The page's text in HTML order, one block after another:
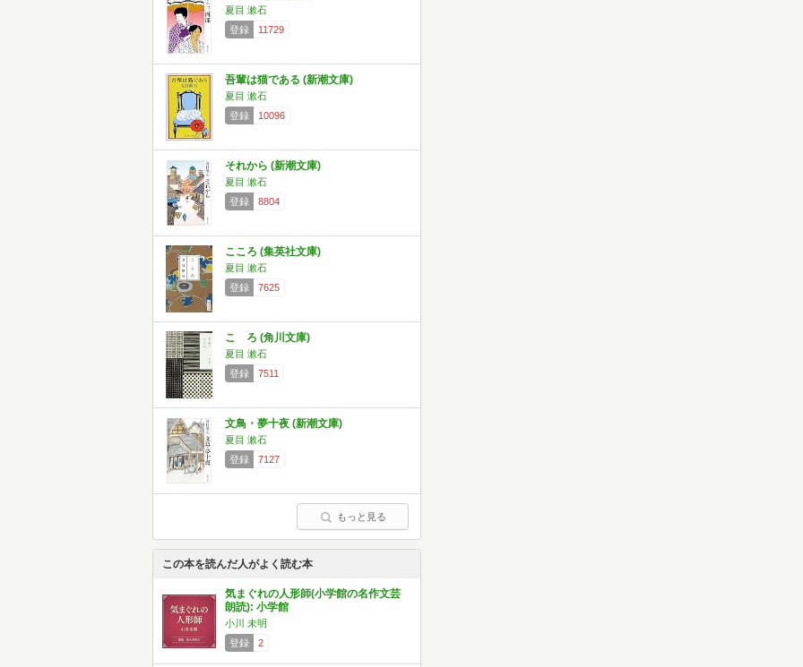
夏目 漱石
登録
11729
吾輩は猫である (新潮文庫)
夏目 漱石
登録
10096
それから (新潮文庫)
夏目 漱石
登録
8804
こころ (集英社文庫)
夏目 漱石
登録
7625
こゝろ (角川文庫)
夏目 漱石
登録
7511
文鳥・夢十夜 (新潮文庫)
夏目 漱石
登録
7127
もっと見る
この本を読んだ人がよく読む本
気まぐれの人形師(小学館の名作文芸
朗読): 小学館
小川 未明
登録
2